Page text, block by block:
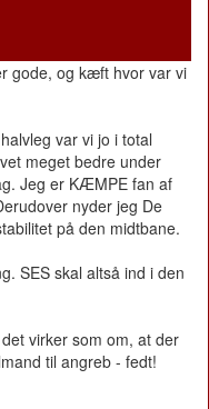
gode, og kæft hvor var vi
var vi jo i total
meget bedre under
Jeg er KÆMPE fan af
nyder jeg De
på den midtbane.
SES skal altså ind i den
virker som om, at der
til angreb - fedt!